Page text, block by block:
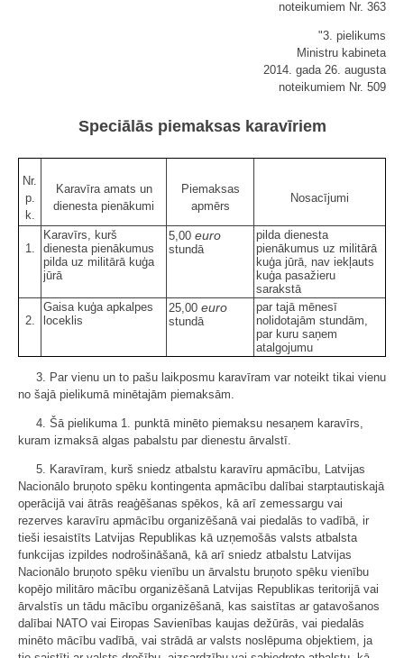
noteikumiem Nr. 363
"3. pielikums
Ministru kabineta
2014. gada 26. augusta
noteikumiem Nr. 509
Speciālās piemaksas karavīriem
Nr.
p.
k.
Karavīra amats un
dienesta pienākumi
Piemaksas
apmērs
Nosacījumi
1.
Karavīrs, kurš
dienesta pienākumus
pilda uz militārā kuģa
jūrā
5,00 euro
stundā
pilda dienesta
pienākumus uz militārā
kuģa jūrā, nav iekļauts
kuģa pasažieru
sarakstā
2.
Gaisa kuģa apkalpes
loceklis
25,00 euro
stundā
par tajā mēnesī
nolidotajām stundām,
par kuru saņem
atalgojumu
3. Par vienu un to pašu laikposmu karavīram var noteikt tikai vienu
no šajā pielikumā minētajām piemaksām.
4. Šā pielikuma 1. punktā minēto piemaksu nesaņem karavīrs,
kuram izmaksā algas pabalstu par dienestu ārvalstī.
5. Karavīram, kurš sniedz atbalstu karavīru apmācību, Latvijas
Nacionālo bruņoto spēku kontingenta apmācību dalībai starptautiskajā
operācijā vai ātrās reaģēšanas spēkos, kā arī zemessargu vai
rezerves karavīru apmācību organizēšanā vai piedalās to vadībā, ir
tieši iesaistīts Latvijas Republikas kā uzņemošās valsts atbalsta
funkcijas izpildes nodrošināšanā, kā arī sniedz atbalstu Latvijas
Nacionālo bruņoto spēku vienību un ārvalstu bruņoto spēku vienību
kopējo militāro mācību organizēšanā Latvijas Republikas teritorijā vai
ārvalstīs un tādu mācību organizēšanā, kas saistītas ar gatavošanos
dalībai NATO vai Eiropas Savienības kaujas dežūrās, vai piedalās
minēto mācību vadībā, vai strādā ar valsts noslēpuma objektiem, ja